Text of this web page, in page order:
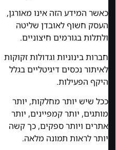
כאשר המידע הזה אינו מאורגן,
העסק חשוף לאובדן שליטה
ולתלות בגורמים חיצוניים.
חברות בינוניות וגדולות זקוקות
לאיתור נכסים דיגיטליים בגלל
היקף הפעילות.
ככל שיש יותר מחלקות, יותר
מותגים, יותר קמפיינים, יותר
אתרים ויותר ספקים, כך קשה
יותר לראות תמונה מלאה.